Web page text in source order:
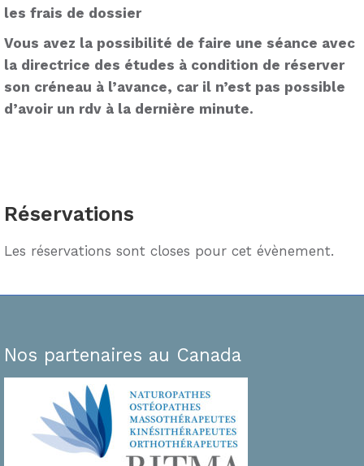
les frais de dossier
Vous avez la possibilité de faire une séance avec
la directrice des études à condition de réserver
son créneau à l’avance, car il n’est pas possible
d’avoir un rdv à la dernière minute.
Réservations
Les réservations sont closes pour cet évènement.
Nos partenaires au Canada